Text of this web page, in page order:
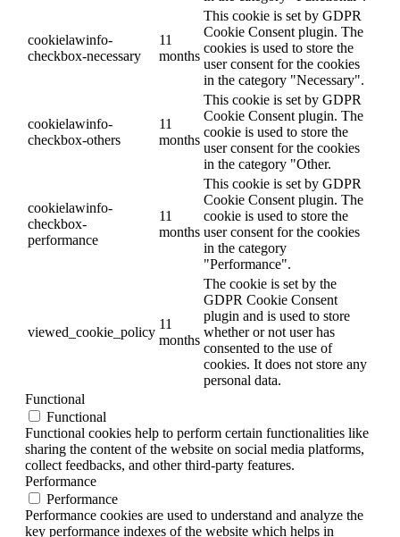
cookielawinfo-
checkbox-necessary
11
months
This cookie is set by GDPR
Cookie Consent plugin. The
cookies is used to store the
user consent for the cookies
in the category "Necessary".
cookielawinfo-
checkbox-others
11
months
This cookie is set by GDPR
Cookie Consent plugin. The
cookie is used to store the
user consent for the cookies
in the category "Other.
cookielawinfo-
checkbox-
performance
11
months
This cookie is set by GDPR
Cookie Consent plugin. The
cookie is used to store the
user consent for the cookies
in the category
"Performance".
viewed_cookie_policy
11
months
The cookie is set by the
GDPR Cookie Consent
plugin and is used to store
whether or not user has
consented to the use of
cookies. It does not store any
personal data.
Functional
Functional
Functional cookies help to perform certain functionalities like
sharing the content of the website on social media platforms,
collect feedbacks, and other third-party features.
Performance
Performance
Performance cookies are used to understand and analyze the
key performance indexes of the website which helps in